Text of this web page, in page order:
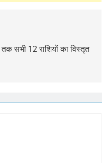
सभी 12 राशियों का विस्तृत